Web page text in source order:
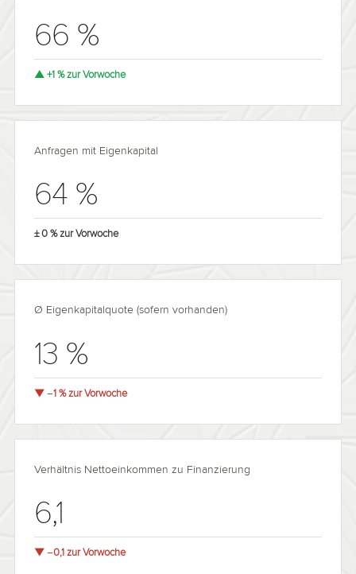
66 %
▲ +1 % zur Vorwoche
Anfragen mit Eigenkapital
64 %
± 0 % zur Vorwoche
Ø Eigenkapitalquote (sofern vorhanden)
13 %
▼ −1 % zur Vorwoche
Verhältnis Nettoeinkommen zu Finanzierung
6,1
▼ −0,1 zur Vorwoche